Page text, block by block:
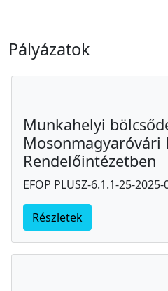
Pályázatok
Munkahelyi
Mosonmagyaróvári
Rendelőintézetben
EFOP PLUSZ-6.1.1-25-
Részletek